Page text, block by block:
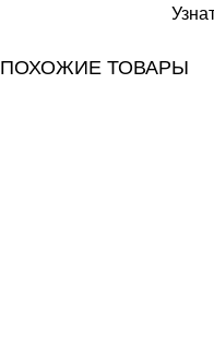
ПОХОЖИЕ ТОВАРЫ